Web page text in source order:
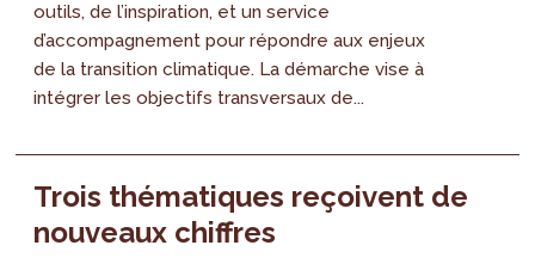
outils, de l’inspiration, et un service
d’accompagnement pour répondre aux enjeux
de la transition climatique. La démarche vise à
intégrer les objectifs transversaux de...
Trois thématiques reçoivent de
nouveaux chiffres